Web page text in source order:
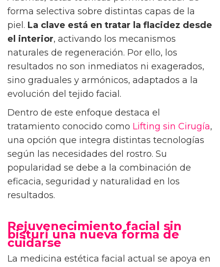
forma selectiva sobre distintas capas de la
piel. La clave está en tratar la flacidez desde
el interior, activando los mecanismos
naturales de regeneración. Por ello, los
resultados no son inmediatos ni exagerados,
sino graduales y armónicos, adaptados a la
evolución del tejido facial.
Dentro de este enfoque destaca el
tratamiento conocido como Lifting sin Cirugía,
una opción que integra distintas tecnologías
según las necesidades del rostro. Su
popularidad se debe a la combinación de
eficacia, seguridad y naturalidad en los
resultados.
Rejuvenecimiento facial sin
bisturí una nueva forma de
cuidarse
La medicina estética facial actual se apoya en